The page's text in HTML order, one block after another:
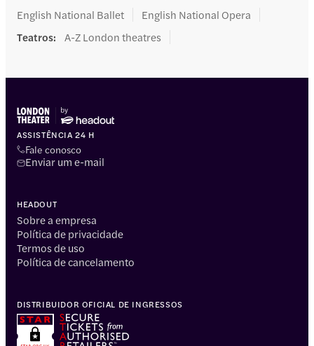
English National Ballet
English National Opera
Teatros: A-Z London theatres
ASSISTÊNCIA 24 H
Fale conosco
Enviar um e-mail
HEADOUT
Sobre a empresa
Política de privacidade
Termos de uso
Política de cancelamento
DISTRIBUIDOR OFICIAL DE INGRESSOS